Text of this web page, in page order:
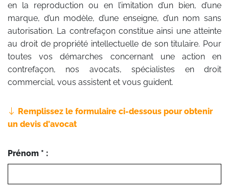
en la reproduction ou en l’imitation d’un bien, d’une
marque, d’un modèle, d’une enseigne, d’un nom sans
autorisation. La contrefaçon constitue ainsi une atteinte
au droit de propriété intellectuelle de son titulaire. Pour
toutes vos démarches concernant une action en
contrefaçon, nos avocats, spécialistes en droit
commercial, vous assistent et vous guident.
Remplissez le formulaire ci-dessous pour obtenir
un devis d'avocat
Prénom * :